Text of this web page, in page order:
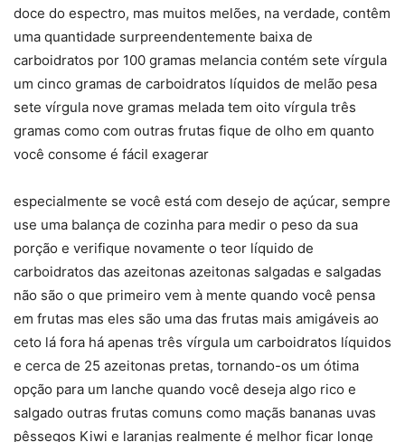
doce do espectro, mas muitos melões, na verdade, contêm
uma quantidade surpreendentemente baixa de
carboidratos por 100 gramas melancia contém sete vírgula
um cinco gramas de carboidratos líquidos de melão pesa
sete vírgula nove gramas melada tem oito vírgula três
gramas como com outras frutas fique de olho em quanto
você consome é fácil exagerar
especialmente se você está com desejo de açúcar, sempre
use uma balança de cozinha para medir o peso da sua
porção e verifique novamente o teor líquido de
carboidratos das azeitonas azeitonas salgadas e salgadas
não são o que primeiro vem à mente quando você pensa
em frutas mas eles são uma das frutas mais amigáveis ​​ao
ceto lá fora há apenas três vírgula um carboidratos líquidos
e cerca de 25 azeitonas pretas, tornando-os um ótima
opção para um lanche quando você deseja algo rico e
salgado outras frutas comuns como maçãs bananas uvas
pêssegos Kiwi e laranjas realmente é melhor ficar longe